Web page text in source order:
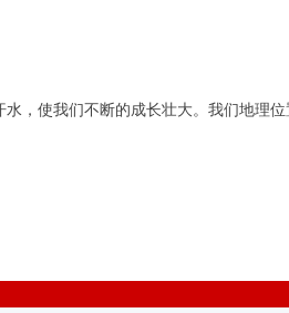
，使我们不断的成长壮大。我们地理位